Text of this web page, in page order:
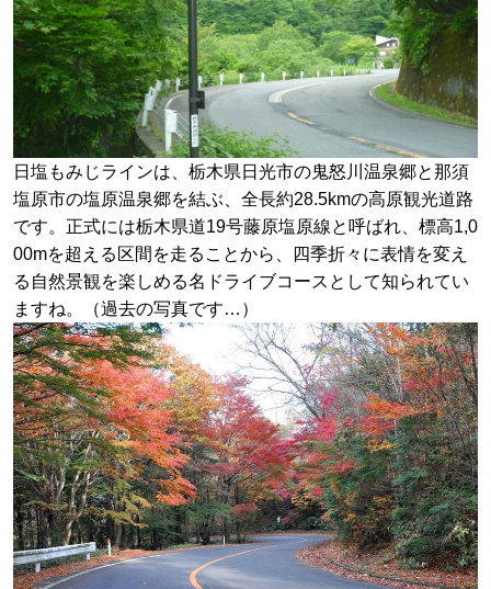
日塩もみじラインは、栃木県日光市の鬼怒川温泉郷と那須
塩原市の塩原温泉郷を結ぶ、全長約28.5kmの高原観光道路
です。正式には栃木県道19号藤原塩原線と呼ばれ、標高1,0
00mを超える区間を走ることから、四季折々に表情を変え
る自然景観を楽しめる名ドライブコースとして知られてい
ますね。（過去の写真です…）